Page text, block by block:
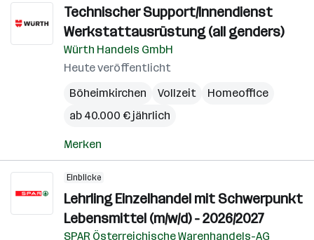
Technischer Support/Innendienst
Werkstattausrüstung (all genders)
Würth Handels GmbH
Heute veröffentlicht
Böheimkirchen
Vollzeit
Homeoffice
ab 40.000 € jährlich
Merken
Einblicke
Lehrling Einzelhandel mit Schwerpunkt
Lebensmittel (m/w/d) - 2026/2027
SPAR Österreichische Warenhandels-AG